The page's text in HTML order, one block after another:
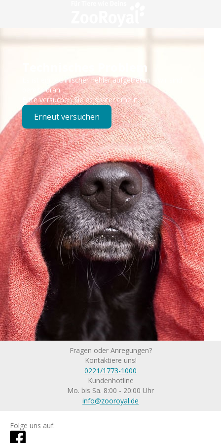
Technisches Problem
Es ist ein technischer Fehler aufgetreten – wir sind
bereits dran.
Bitte versuchen Sie es später erneut.
Erneut versuchen
Fragen oder Anregungen?
Kontaktiere uns!
0221/1773-1000
Kundenhotline
Mo. bis Sa. 8:00 - 20:00 Uhr
info@zooroyal.de
Folge uns auf: